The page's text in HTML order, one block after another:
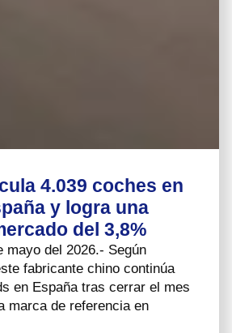
4.039 coches en
y logra una
del 3,8%
mayo del 2026.- Según
fabricante chino continúa
en España tras cerrar el mes
marca de referencia en